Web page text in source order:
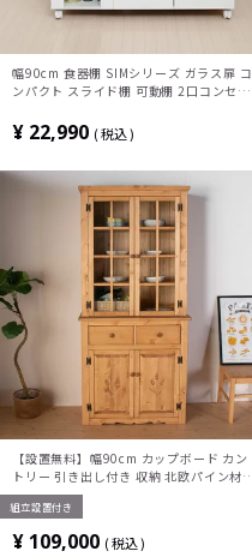
幅90cm 食器棚 SIMシリーズ ガラス扉 コ
ンパクト スライド棚 可動棚 2口コンセン
ッチン収納 レンジ台 レンジボード 白
¥ 22,990 税込
【設置無料】幅90cm カップボード カン
トリー 引き出し付き 収納 北欧パイン材
天然木 食器棚 キッチン収納
組立設置付き
¥ 109,000 税込